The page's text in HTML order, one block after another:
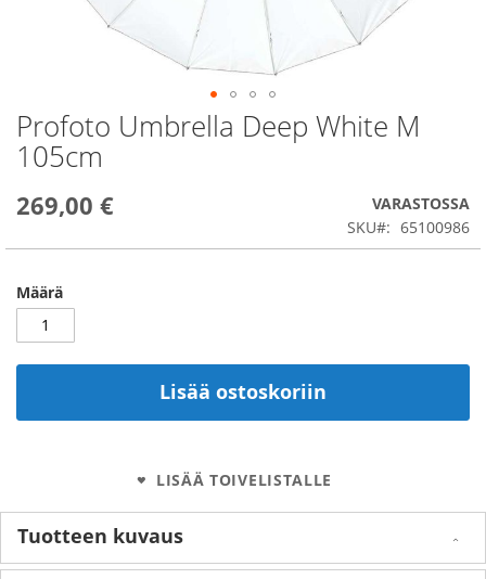
Profoto Umbrella Deep White M
105cm
269,00 €
VARASTOSSA
SKU
65100986
Määrä
Lisää ostoskoriin
LISÄÄ TOIVELISTALLE
Skip
to
the
of
Tuotteen kuvaus